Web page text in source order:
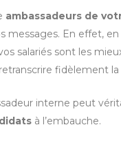
ambassadeurs de
messages. En effet,
salariés sont les
fidèlement
interne peut
à l’embauche.